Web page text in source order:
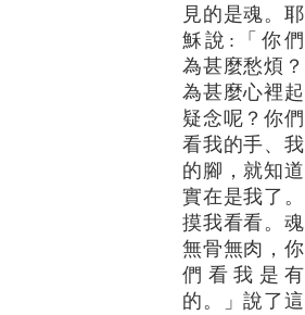
見的是魂。耶
穌說:「你們
為甚麼愁煩？
為甚麼心裡起
疑念呢？你們
看我的手、我
的腳，就知道
實在是我了。
摸我看看。魂
無骨無肉，你
們看我是有
的。」說了這